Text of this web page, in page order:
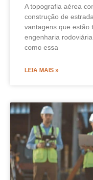
A topografia aérea
construção de
vantagens que estão
engenharia
como essa
LEIA MAIS »